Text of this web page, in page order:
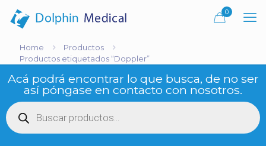
0
Home
Productos
Productos etiquetados “Doppler”
Acá podrá encontrar lo que busca, de no ser
así póngase en contacto con nosotros.
Búsqueda
de
productos